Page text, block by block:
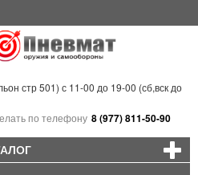
стр 501) с 11-00 до 19-00 (сб,вск до
по телефону 8 (977) 811-50-90